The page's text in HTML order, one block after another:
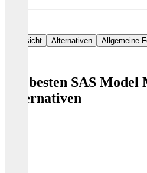
Übersicht Alternativen Allgemeine
Die besten SAS Model
Alternativen